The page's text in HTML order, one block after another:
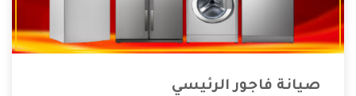
صيانة فاجور الرئيسي